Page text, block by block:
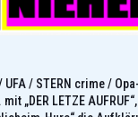
/ STERN crime /
„DER LETZE